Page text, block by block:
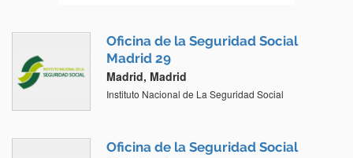
Oficina de la Seguridad Social
Madrid 29
Madrid, Madrid
Instituto Nacional de La Seguridad Social
Oficina de la Seguridad Social